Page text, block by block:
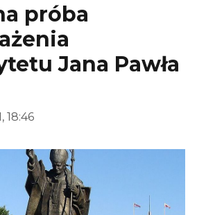
próba
Jana Pawła
18:46